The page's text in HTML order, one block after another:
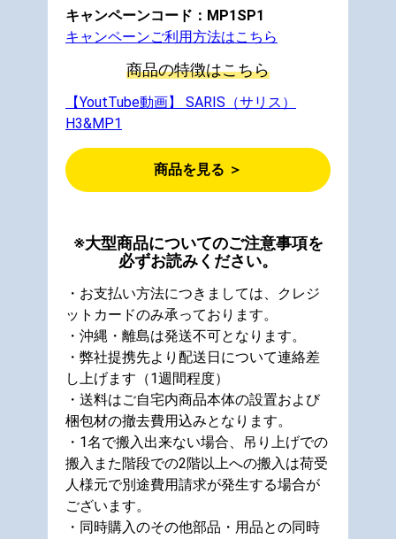
キャンペーンコード：MP1SP1
キャンペーンご利用方法はこちら
商品の特徴はこちら
【YoutTube動画】 SARIS（サリス）
H3&MP1
商品を見る ＞
※大型商品についてのご注意事項を
必ずお読みください。
・お支払い方法につきましては、クレジ
ットカードのみ承っております。
・沖縄・離島は発送不可となります。
・弊社提携先より配送日について連絡差
し上げます（1週間程度）
・送料はご自宅内商品本体の設置および
梱包材の撤去費用込みとなります。
・1名で搬入出来ない場合、吊り上げでの
搬入また階段での2階以上への搬入は荷受
人様元で別途費用請求が発生する場合が
ございます。
・同時購入のその他部品・用品との同時